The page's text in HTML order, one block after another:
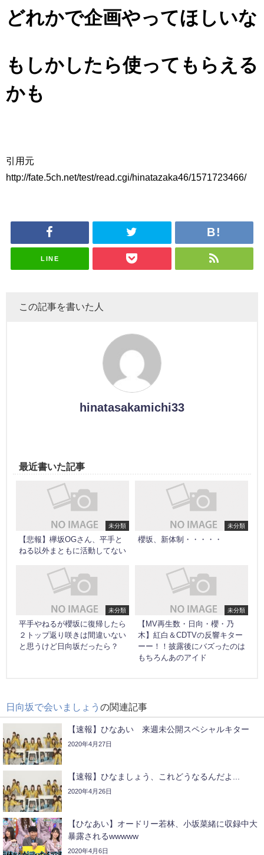
どれかで企画やってほしいな
もしかしたら使ってもらえる
かも
引用元
http://fate.5ch.net/test/read.cgi/hinatazaka46/1571723466/
LINE
この記事を書いた人
hinatasakamichi33
最近書いた記事
未分類
【悲報】欅坂OGさん、平手と
ねる以外まともに活動してない
未分類
櫻坂、新体制・・・・・
未分類
平手やねるが櫻坂に復帰したら
２トップ返り咲きは間違いない
と思うけど日向坂だったら？
未分類
【MV再生数・日向・櫻・乃
木】紅白＆CDTVの反響キター
ーー！！披露後にバズったのは
もちろんあのアイド
日向坂で会いましょう の関連記事
【速報】ひなあい 来週未公開スペシャルキター
2020年4月27日
【速報】ひなましょう、これどうなるんだよ...
2020年4月26日
【ひなあい】オードリー若林、小坂菜緒に収録中大
暴露されるwwwww
2020年4月6日